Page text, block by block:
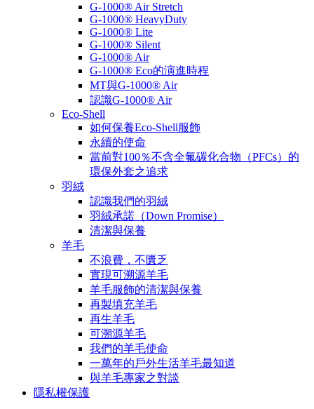
G-1000® Air Stretch
G-1000® HeavyDuty
G-1000® Lite
G-1000® Silent
G-1000® Air
G-1000® Eco的演進時程
MT與G-1000® Air
認識G-1000® Air
Eco-Shell
如何保養Eco-Shell服飾
永續的使命
當前對100％不含全氟碳化合物（PFCs）的
環保外套之追求
羽絨
認識我們的羽絨
羽絨承諾（Down Promise）
清潔與保養
羊毛
不浪費，不匱乏
實現可溯源羊毛
羊毛服飾的清潔與保養
再製填充羊毛
再生羊毛
可溯源羊毛
我們的羊毛使命
一萬年的戶外生活羊毛最知道
與羊毛專家之對談
隱私權保護